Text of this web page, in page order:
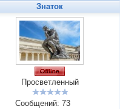
Знаток
Просветленный
Сообщений: 73